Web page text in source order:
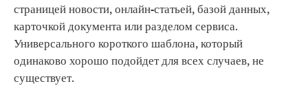
страницей новости, онлайн-статьей, базой данных,
карточкой документа или разделом сервиса.
Универсального короткого шаблона, который
одинаково хорошо подойдет для всех случаев, не
существует.